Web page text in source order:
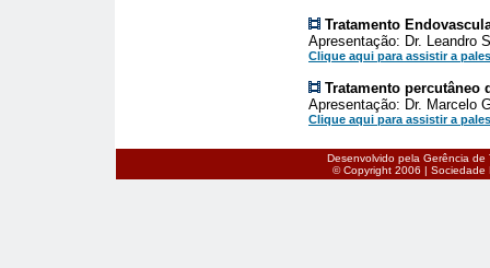
Tratamento
Apresentação: Dr. Leandro
Clique aqui para assistir a
Tratamento percutâneo
Apresentação: Dr. Marcelo
Clique aqui para assistir a
Desenvolvido pela Gerência de
© Copyright 2006 | Sociedade